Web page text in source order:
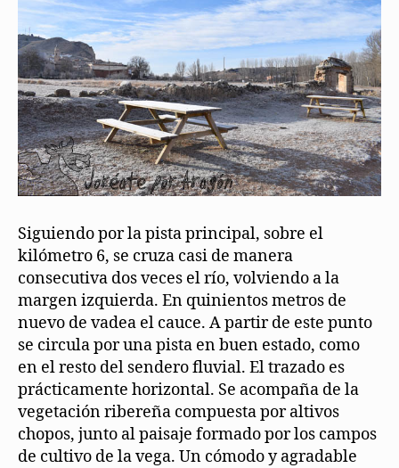
Siguiendo por la pista principal, sobre el
kilómetro 6, se cruza casi de manera
consecutiva dos veces el río, volviendo a la
margen izquierda. En quinientos metros de
nuevo de vadea el cauce. A partir de este punto
se circula por una pista en buen estado, como
en el resto del sendero fluvial. El trazado es
prácticamente horizontal. Se acompaña de la
vegetación ribereña compuesta por altivos
chopos, junto al paisaje formado por los campos
de cultivo de la vega. Un cómodo y agradable